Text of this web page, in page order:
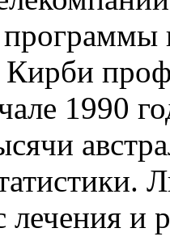
Кирби
1990
лечения